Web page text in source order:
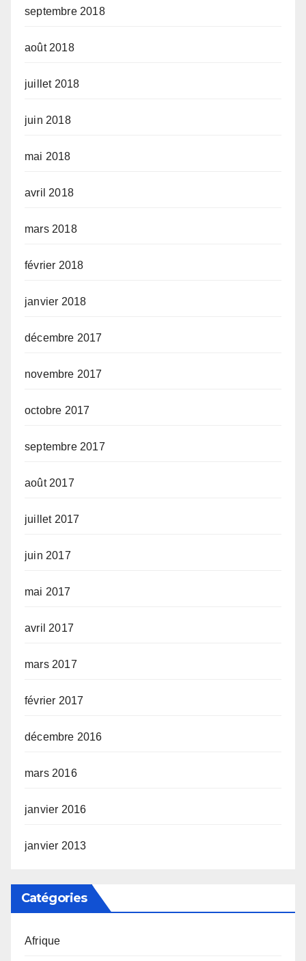
septembre 2018
août 2018
juillet 2018
juin 2018
mai 2018
avril 2018
mars 2018
février 2018
janvier 2018
décembre 2017
novembre 2017
octobre 2017
septembre 2017
août 2017
juillet 2017
juin 2017
mai 2017
avril 2017
mars 2017
février 2017
décembre 2016
mars 2016
janvier 2016
janvier 2013
Catégories
Afrique